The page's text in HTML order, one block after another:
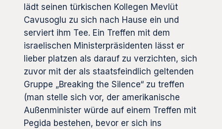
lädt seinen türkischen Kollegen Mevlüt
Cavusoglu zu sich nach Hause ein und
serviert ihm Tee. Ein Treffen mit dem
israelischen Ministerpräsidenten lässt er
lieber platzen als darauf zu verzichten, sich
zuvor mit der als staatsfeindlich geltenden
Gruppe „Breaking the Silence“ zu treffen
(man stelle sich vor, der amerikanische
Außenminister würde auf einem Treffen mit
Pegida bestehen, bevor er sich ins